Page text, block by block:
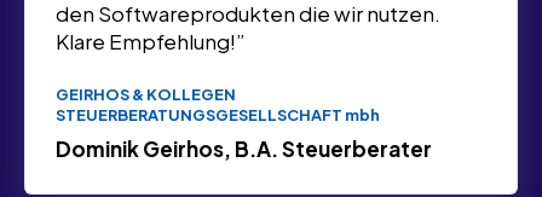
den Softwareprodukten die wir nutzen.
Klare Empfehlung!”
GEIRHOS & KOLLEGEN
STEUERBERATUNGSGESELLSCHAFT mbh
Dominik Geirhos, B.A. Steuerberater